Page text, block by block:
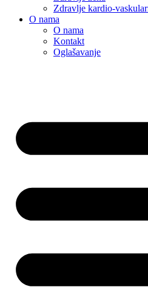
Zdravlje kardio-
O nama
O nama
Kontakt
Oglašavanje